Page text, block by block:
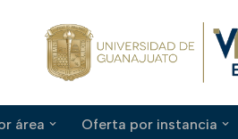
área Oferta por instancia